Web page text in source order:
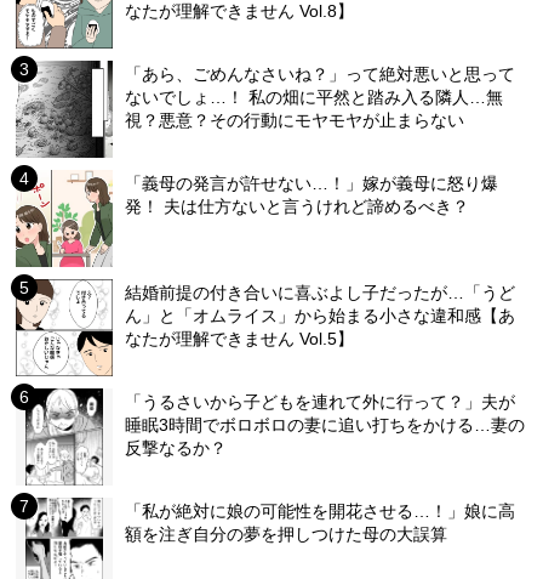
なたが理解できません Vol.8】
「あら、ごめんなさいね？」って絶対悪いと思って
ないでしょ…！ 私の畑に平然と踏み入る隣人…無
視？悪意？その行動にモヤモヤが止まらない
「義母の発言が許せない…！」嫁が義母に怒り爆
発！ 夫は仕方ないと言うけれど諦めるべき？
結婚前提の付き合いに喜ぶよし子だったが…「うど
ん」と「オムライス」から始まる小さな違和感【あ
なたが理解できません Vol.5】
「うるさいから子どもを連れて外に行って？」夫が
睡眠3時間でボロボロの妻に追い打ちをかける…妻の
反撃なるか？
「私が絶対に娘の可能性を開花させる…！」娘に高
額を注ぎ自分の夢を押しつけた母の大誤算